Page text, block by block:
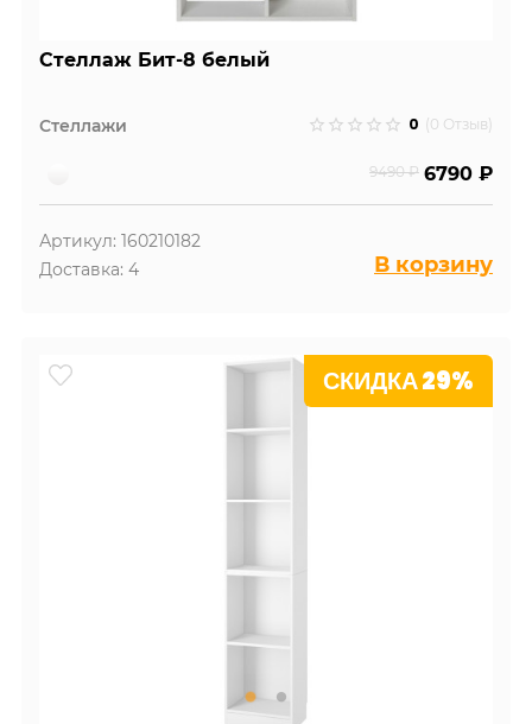
Стеллаж Бит-8 белый
Стеллажи 0 (0 Отзыв)
9490 ₽ 6790 ₽
Артикул: 160210182
Доставка: 4
В корзину
СКИДКА 29%